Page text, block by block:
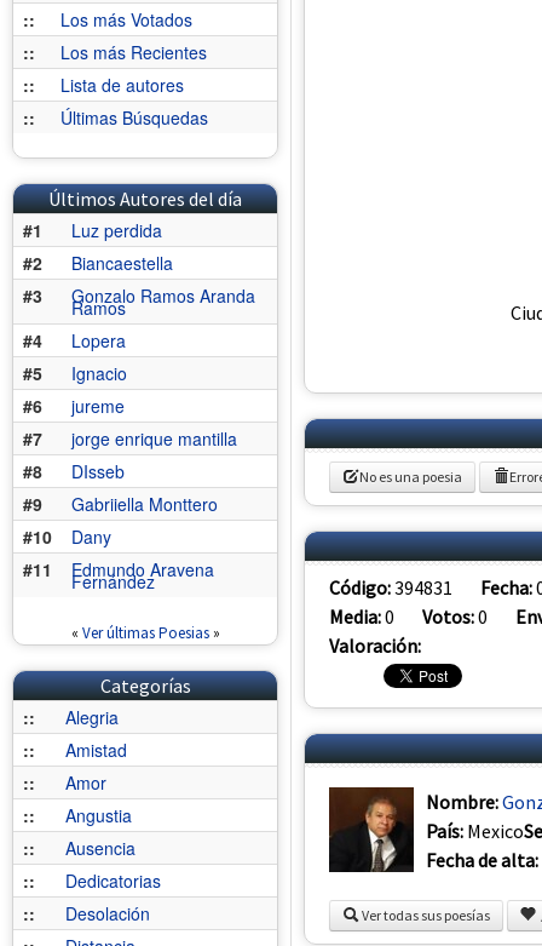
::
Los más Votados
::
Los más Recientes
::
Lista de autores
::
Últimas Búsquedas
Últimos Autores del día
#1
Luz perdida
#2
Biancaestella
#3
Gonzalo Ramos Aranda
Ramos
#4
Lopera
#5
Ignacio
#6
jureme
#7
jorge enrique mantilla
#8
DIsseb
#9
Gabriiella Monttero
#10
Dany
#11
Edmundo Aravena
Fernández
« Ver últimas Poesias»
Categorías
::
Alegria
::
Amistad
::
Amor
::
Angustia
::
Ausencia
::
Dedicatorias
::
Desolación
No es una poesia
Código:394831 Fecha:
Media:0 Votos:0
Valoración:
Nombre:
País: Mexico
Fecha de alta:
Ver todas sus poesías